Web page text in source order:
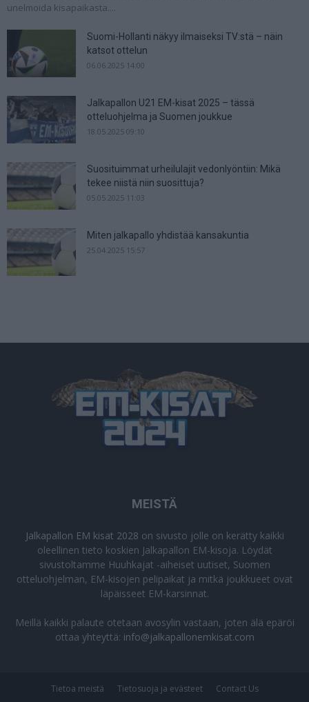
unelmoida kisapaikasta....
Suomi-Hollanti näkyy ilmaiseksi TV:stä – näin
katsot ottelun
06.06.2025 14:00
Jalkapallon U21 EM-kisat 2025 – tässä
otteluohjelma ja Suomen joukkue
18.05.2025 09:10
Suosituimmat urheilulajit vedonlyöntiin: Mikä
tekee niistä niin suosittuja?
05.05.2025 11:03
Miten jalkapallo yhdistää kansakuntia
25.04.2025 15:57
MEISTÄ
Jalkapallon EM kisat 2028 on sivusto jolle on kerätty kaikki
oleellinen tieto koskien Jalkapallon EM-kisoja. Löydät
sivustoltamme Huuhkajat -aiheiset uutiset, Suomen
otteluohjelman, EM-kisojen pelipaikat ja mitkä joukkueet ovat
läpäisseet EM-karsinnat.
Meillä kaikki palaute otetaan avosylin vastaan, joten älä epäröi
ottaa yhteyttä: info@jalkapallonemkisat.com
Tietoa meistä Tietosuoja ja evästeet Contact Us